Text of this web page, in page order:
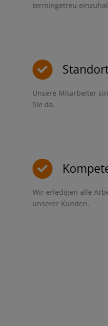
termingetreu
Unsere Mitarbeiter
Sie da.
Wir erledigen alle
unserer Kunden.